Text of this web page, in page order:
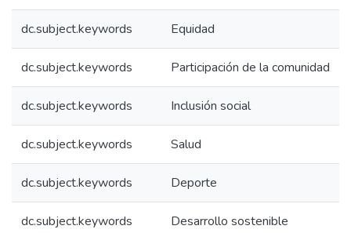
dc.subject.keywords Equidad
dc.subject.keywords Participación de la comunidad
dc.subject.keywords Inclusión social
dc.subject.keywords Salud
dc.subject.keywords Deporte
dc.subject.keywords Desarrollo sostenible